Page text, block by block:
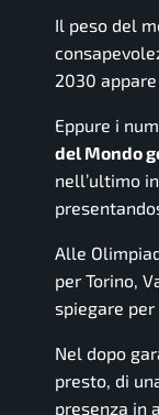
Il peso del
2030
Eppure i
del Mondo
nell’ultimo
Alle
per Torino,
spiegare
Nel dopo
presto, di
presenza in